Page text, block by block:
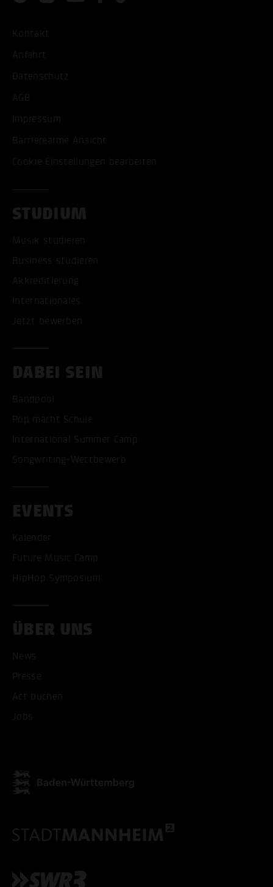
Kontakt
Anfahrt
Datenschutz
AGB
Impressum
Barrierearme Ansicht
Cookie Einstellungen bearbeiten
STUDIUM
Musik studieren
Business studieren
Akkreditierung
Internationales
Jetzt bewerben
DABEI SEIN
Bandpool
Pop macht Schule
International Summer Camp
Songwriting-Wettbewerb
EVENTS
Kalender
Future Music Camp
HipHop Symposium
ÜBER UNS
News
Presse
Act buchen
Jobs